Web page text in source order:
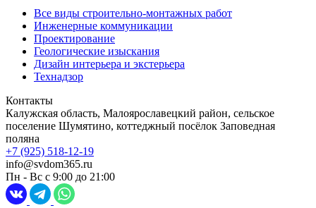
Все виды строительно-монтажных работ
Инженерные коммуникации
Проектирование
Геологические изыскания
Дизайн интерьера и экстерьера
Технадзор
Контакты
Калужская область, Малоярославецкий район, сельское
поселение Шумятино, коттеджный посёлок Заповедная
поляна
+7 (925) 518-12-19
info@svdom365.ru
Пн - Вс с 9:00 до 21:00